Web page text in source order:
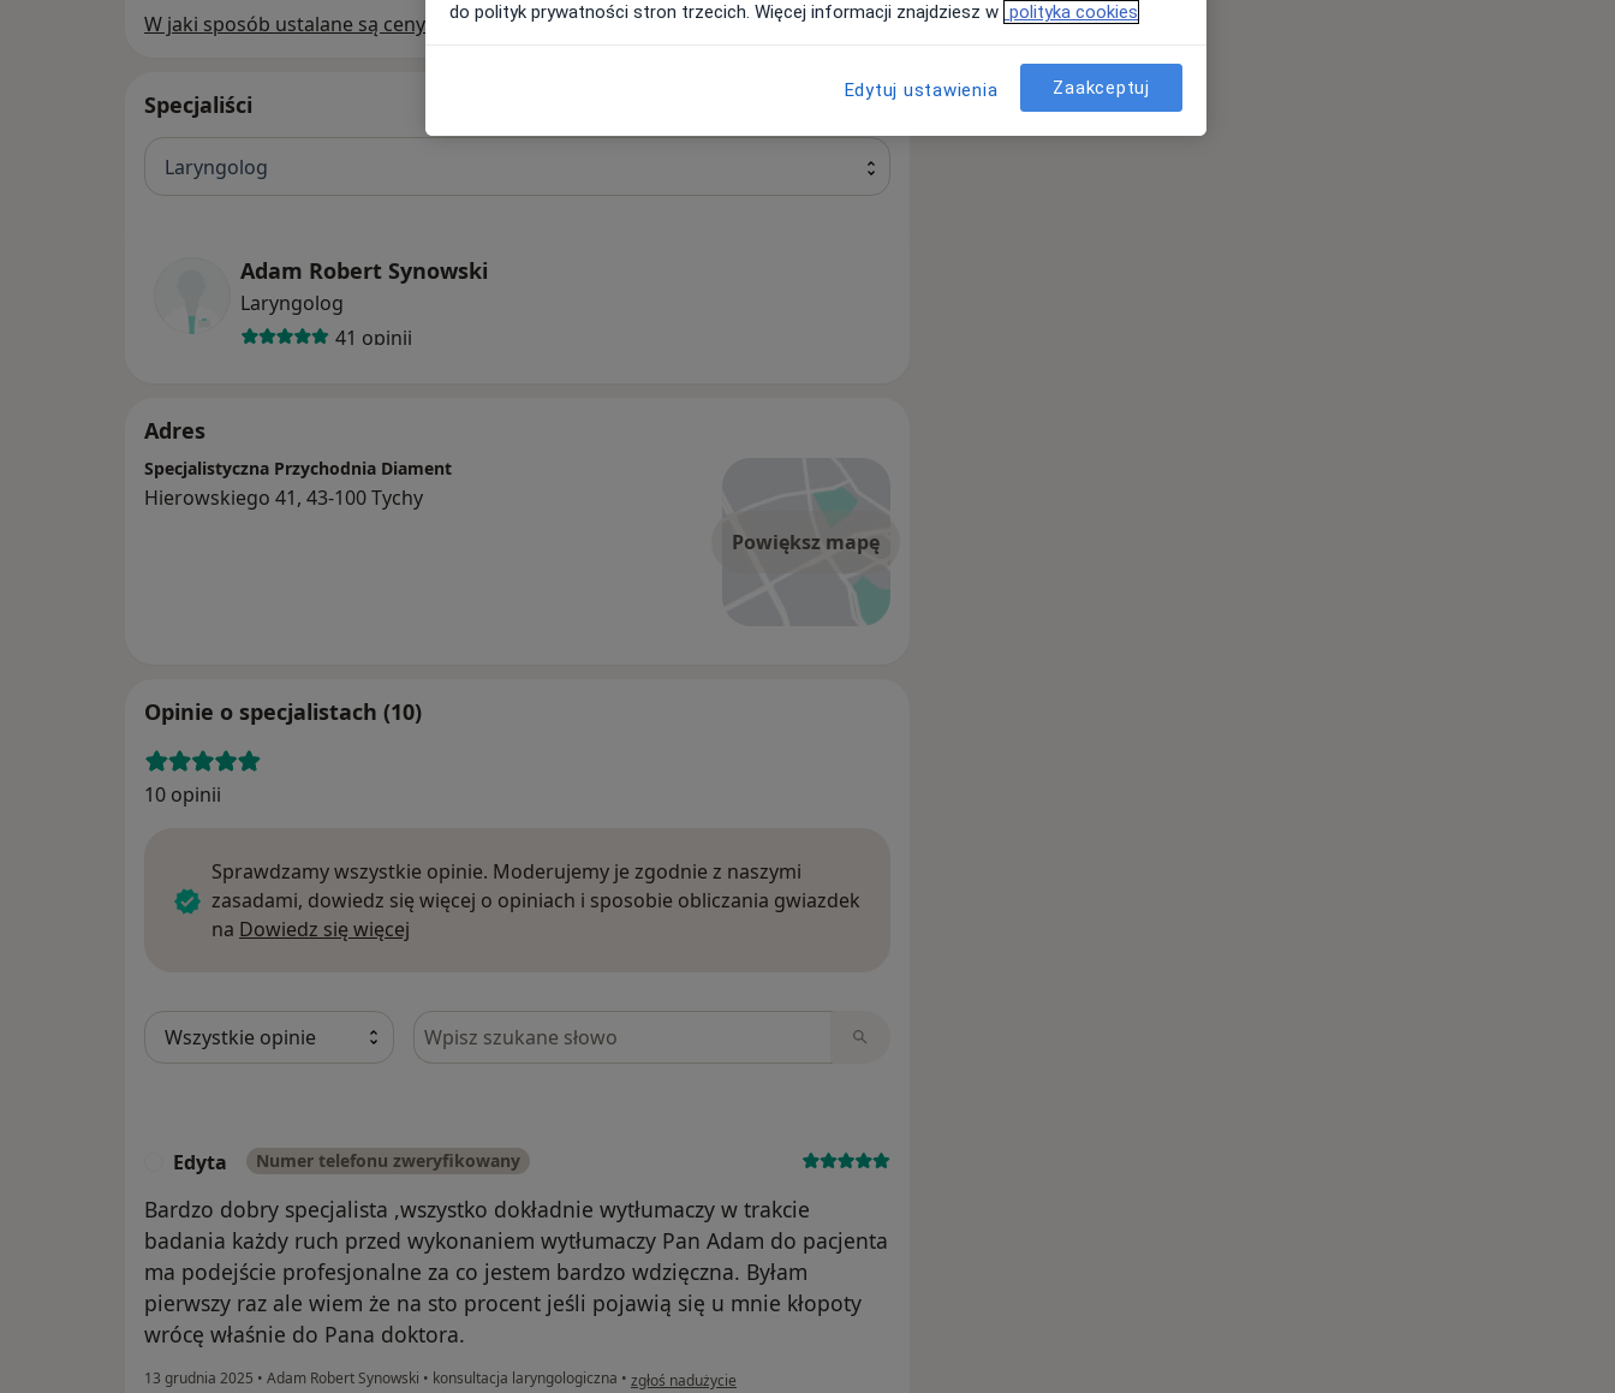
W jaki sposób ustalane są ceny?
Specjaliści
Laryngolog
Adam Robert Synowski
Laryngolog
41 opinii
Adres
Powiększ mapę
Specjalistyczna Przychodnia Diament
Hierowskiego 41, 43-100 Tychy
Opinie o specjalistach (10)
10 opinii
Sprawdzamy wszystkie opinie. Moderujemy je zgodnie z naszymi
zasadami, dowiedz się więcej o opiniach i sposobie obliczania gwiazdek
na Dowiedz się więcej
Szukaj w opiniach
Edyta Numer telefonu zweryfikowany
Bardzo dobry specjalista ,wszystko dokładnie wytłumaczy w trakcie
badania każdy ruch przed wykonaniem wytłumaczy Pan Adam do pacjenta
ma podejście profesjonalne za co jestem bardzo wdzięczna. Byłam
pierwszy raz ale wiem że na sto procent jeśli pojawią się u mnie kłopoty
wrócę właśnie do Pana doktora.
13 grudnia 2025 • Adam Robert Synowski • konsultacja laryngologiczna • w opinii użytkownika Edyta
zgłoś nadużycie
do polityk prywatności stron trzecich. Więcej informacji znajdziesz w polityka cookies
Edytuj ustawienia Zaakceptuj